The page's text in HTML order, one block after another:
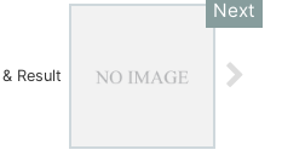
Result